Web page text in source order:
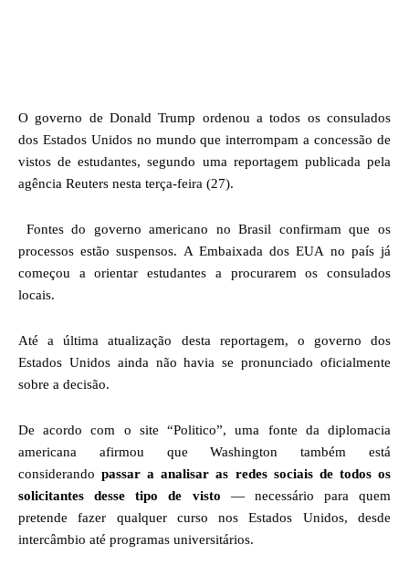
O governo de Donald Trump ordenou a todos os consulados
dos Estados Unidos no mundo que interrompam a concessão de
vistos de estudantes, segundo uma reportagem publicada pela
agência Reuters nesta terça-feira (27).
Fontes do governo americano no Brasil confirmam que os
processos estão suspensos. A Embaixada dos EUA no país já
começou a orientar estudantes a procurarem os consulados
locais.
Até a última atualização desta reportagem, o governo dos
Estados Unidos ainda não havia se pronunciado oficialmente
sobre a decisão.
De acordo com o site “Politico”, uma fonte da diplomacia
americana afirmou que Washington também está
considerandopassar a analisar as redes sociais de todos os
solicitantes desse tipo de visto — necessário para quem
pretende fazer qualquer curso nos Estados Unidos, desde
intercâmbio até programas universitários.